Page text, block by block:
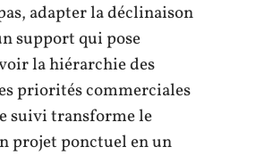
adapter la déclinaison
support qui pose
la hiérarchie des
priorités commerciales
suivi transforme le
projet ponctuel en un